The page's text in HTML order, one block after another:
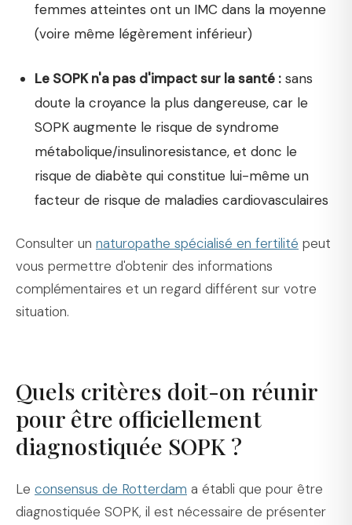
femmes atteintes ont un IMC dans la moyenne
(voire même légèrement inférieur)
Le SOPK n'a pas d'impact sur la santé :sans
doute la croyance la plus dangereuse, car le
SOPK augmente le risque de syndrome
métabolique/insulinoresistance, et donc le
risque de diabète qui constitue lui-même un
facteur de risque de maladies cardiovasculaires
Consulter un naturopathe spécialisé en fertilité peut
vous permettre d'obtenir des informations
complémentaires et un regard différent sur votre
situation.
Quels critères doit-on réunir
pour être officiellement
diagnostiquée SOPK ?
Le consensus de Rotterdam a établi que pour être
diagnostiquée SOPK, il est nécessaire de présenter